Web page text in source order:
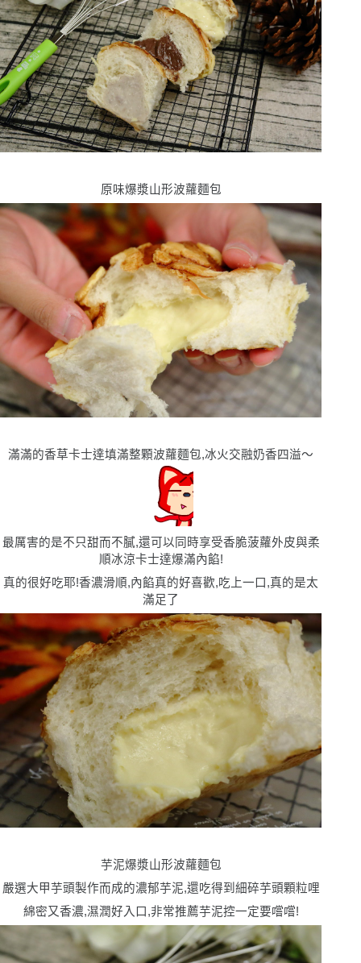
原味爆漿山形波蘿麵包
滿滿的香草卡士達填滿整顆波蘿麵包,冰火交融奶香四溢〜
最厲害的是不只甜而不膩,還可以同時享受香脆菠蘿外皮與柔
順冰涼卡士達爆滿內餡!
真的很好吃耶!香濃滑順,內餡真的好喜歡,吃上一口,真的是太
滿足了
芋泥爆漿山形波蘿麵包
嚴選大甲芋頭製作而成的濃郁芋泥,還吃得到細碎芋頭顆粒哩
綿密又香濃,濕潤好入口,非常推薦芋泥控一定要嚐嚐!